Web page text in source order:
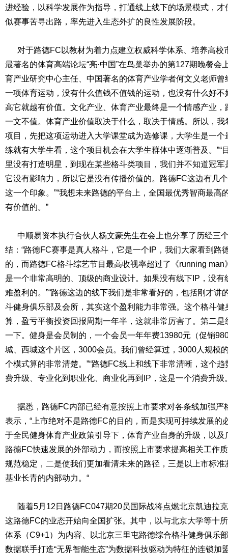
进经验，以科学发展作为指导，打通线上线下的场景模式，
似赛事苦寻出路，率先进入生态外扩的良性发展阶段。
对于路德FC以教材为着力点建立权威科学体系、培养高校
最著名的体育高端论坛“亮·中国”在鸟巢举办的第127期晚餐会
育产业研究中心主任、中国著名的体育产业学者何文义老师曾
一项体育运动，没有什么值钱不值钱的运动，也没有什么好
高它就越有价值。文化产业、体育产业最终是一个情感产业
一文不值。体育产业价值取决于什么，取决于情感。所以，
项目，先把这项运动进入大学课堂成为选修课，大学生是一
练就有大学生看，这个项目机会在大学生群体中逐渐普及。”“
里没有打造明星，到现在某些格斗类项目，我们并不知道冠
它没有影响力，所以它是没有传播价值的。路德FC这边有几
这一个印象。”“我想未来路德的平台上，全国最优秀智商最高
有价值的。”
中顺易资本执行合伙人杨文豪先生在会上也分享了历经三
结：“路德FC赛事是真人格斗，它是一个IP，我们大家看到路
的，而路德FC格斗综艺节目最高收视率超过了《running
是一个非常高明的、顶级的商业设计。如果没有线下IP，没
难盈利的。”“路德这边的线下我们是非常看好的，包括刚才讲
斗健身俱乐部及会所，其实这个盈利能力非常强。这个格斗
算，盈亏平衡投资回报周期一年半，这就非常厉害了。第二
一下。健身是会员制的，一个会员一年年费13980元（促销
城、西城这个片区，3000会员。我们曾经算过，3000人规模
个模式算的非常清楚。”“路德FC线上和线下非常清晰，这个
费升级、专业化到职业化、商业化再到IP，这是一个消费升级
据悉，路德FC内部已经有意按照上市要求对各条线加强严
表示，“上市绝对不是路德FC的目的，而是实现可持续发展的
于全民健身体育产业政策引导下，体育产业自身的升级，以
路德FC快速发展的外部动力，而按照上市要求提高相关工作
规范稳定，二是使我们更加看清未来的路径，三是以上市标
基业长青的内部动力。“
随着5月12日路德FC047期20员国际战将点燃北京凯迪拉
这路德FC的业态开始向全国扩张。其中，以与北京大学等十
体系（C9+1）为内容、以北京三里屯路德综合格斗健身俱乐
数据联手打造“无界智能生态”为数据科技驱动为特征的连锁加